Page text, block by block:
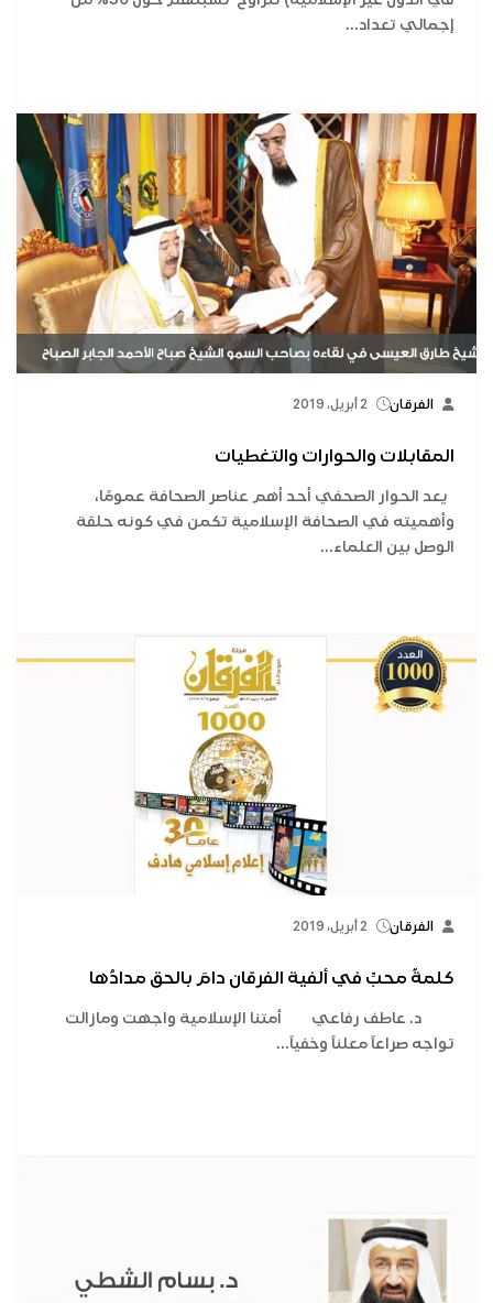
إجمالي تعداد...
الفرقان 2 أبريل، 2019
المقابلات والحوارات والتغطيات
يعد الحوار الصحفي أحد أهم عناصر الصحافة عمومًا،
وأهميته في الصحافة الإسلامية تكمن في كونه حلقة
الوصل بين العلماء...
الفرقان 2 أبريل، 2019
كلمةُ محبِّ في ألفية الفرقان دامَ بالحق مدادُها
د. عاطف رفاعي أمتنا الإسلامية واجهت ومازالت
تواجه صراعاً معلناً وخفياً...